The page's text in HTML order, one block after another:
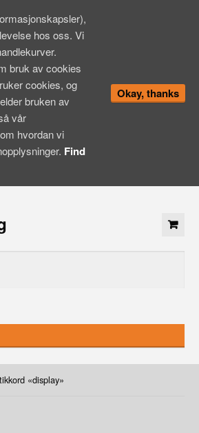
«display»
hos oss. Vi
bruk av cookies
cookies, og
bruken av
vår
hvordan vi
Find
Okay, thanks